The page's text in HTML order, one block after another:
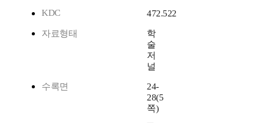
KDC
472.522
자료형태
학
술
저
널
수록면
24-
28(5
쪽)